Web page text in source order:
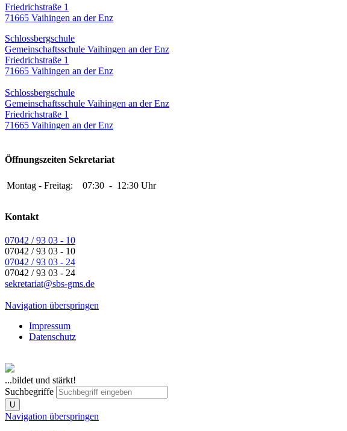
Friedrichstraße 1
71665 Vaihingen an der Enz
Schlossbergschule
Gemeinschaftsschule Vaihingen an der Enz
Friedrichstraße 1
71665 Vaihingen an der Enz
Schlossbergschule
Gemeinschaftsschule Vaihingen an der Enz
Friedrichstraße 1
71665 Vaihingen an der Enz
Öffnungszeiten Sekretariat
Montag - Freitag: 07:30 - 12:30 Uhr
Kontakt
07042 / 93 03 - 10
07042 / 93 03 - 10
07042 / 93 03 - 24
07042 / 93 03 - 24
sekretariat@sbs-gms.de
Navigation überspringen
Impressum
Datenschutz
...bildet und stärkt!
Suchbegriffe
U
Navigation überspringen